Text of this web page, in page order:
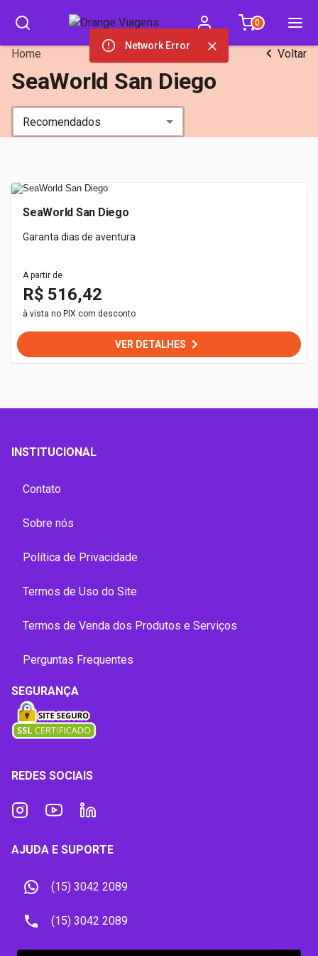
0
Home Voltar
SeaWorld San Diego
Recomendados
SeaWorld San Diego
Garanta dias de aventura
A partir de
R$ 516,42
à vista no PIX com desconto
VER DETALHES
INSTITUCIONAL
Contato
Sobre nós
Política de Privacidade
Termos de Uso do Site
Termos de Venda dos Produtos e Serviços
Perguntas Frequentes
SEGURANÇA
REDES SOCIAIS
AJUDA E SUPORTE
(15) 3042 2089
(15) 3042 2089
Network Error